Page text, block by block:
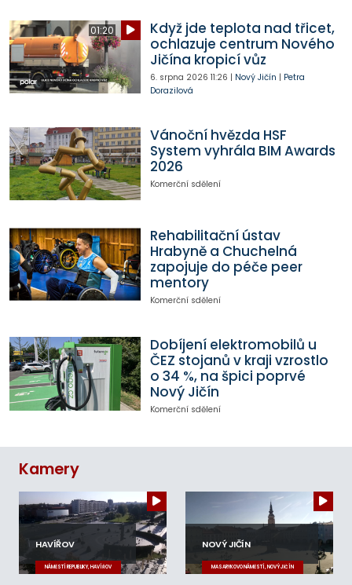
01:20
Když jde teplota nad třicet,
ochlazuje centrum Nového
Jičína kropicí vůz
6. srpna 2026 11:26 | Nový Jičín | Petra
Dorazilová
Vánoční hvězda HSF
System vyhrála BIM Awards
2026
Komerční sdělení
Rehabilitační ústav
Hrabyně a Chuchelná
zapojuje do péče peer
mentory
Komerční sdělení
Dobíjení elektromobilů u
ČEZ stojanů v kraji vzrostlo
o 34 %, na špici poprvé
Nový Jičín
Komerční sdělení
Kamery
HAVÍŘOV
NÁMĚSTÍ REPUBLIKY, HAVÍŘOV
NOVÝ JIČÍN
MASARYKOVO NÁMĚSTÍ, NOVÝ JIČÍN